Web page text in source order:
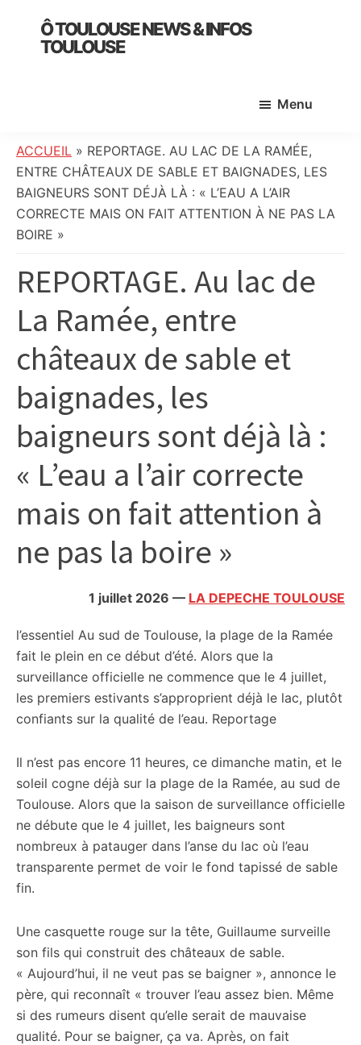
primary
Ô TOULOUSE NEWS & INFOS
TOULOUSE
:
info
locale,
société,
culture,
météo,
faits
divers
initiatives
Menu
ACCUEIL » REPORTAGE. AU LAC DE LA RAMÉE,
ENTRE CHÂTEAUX DE SABLE ET BAIGNADES, LES
BAIGNEURS SONT DÉJÀ LÀ : « L’EAU A L’AIR
CORRECTE MAIS ON FAIT ATTENTION À NE PAS LA
BOIRE »
REPORTAGE. Au lac de
La Ramée, entre
châteaux de sable et
baignades, les
baigneurs sont déjà là :
« L’eau a l’air correcte
mais on fait attention à
ne pas la boire »
1 juillet 2026 — LA DEPECHE TOULOUSE
l’essentiel Au sud de Toulouse, la plage de la Ramée
fait le plein en ce début d’été. Alors que la
surveillance officielle ne commence que le 4 juillet,
les premiers estivants s’approprient déjà le lac, plutôt
confiants sur la qualité de l’eau. Reportage
Il n’est pas encore 11 heures, ce dimanche matin, et le
soleil cogne déjà sur la plage de la Ramée, au sud de
Toulouse. Alors que la saison de surveillance officielle
ne débute que le 4 juillet, les baigneurs sont
nombreux à patauger dans l’anse du lac où l’eau
transparente permet de voir le fond tapissé de sable
fin.
Une casquette rouge sur la tête, Guillaume surveille
son fils qui construit des châteaux de sable.
« Aujourd’hui, il ne veut pas se baigner », annonce le
père, qui reconnaît « trouver l’eau assez bien. Même
si des rumeurs disent qu’elle serait de mauvaise
qualité. Pour se baigner, ça va. Après, on fait